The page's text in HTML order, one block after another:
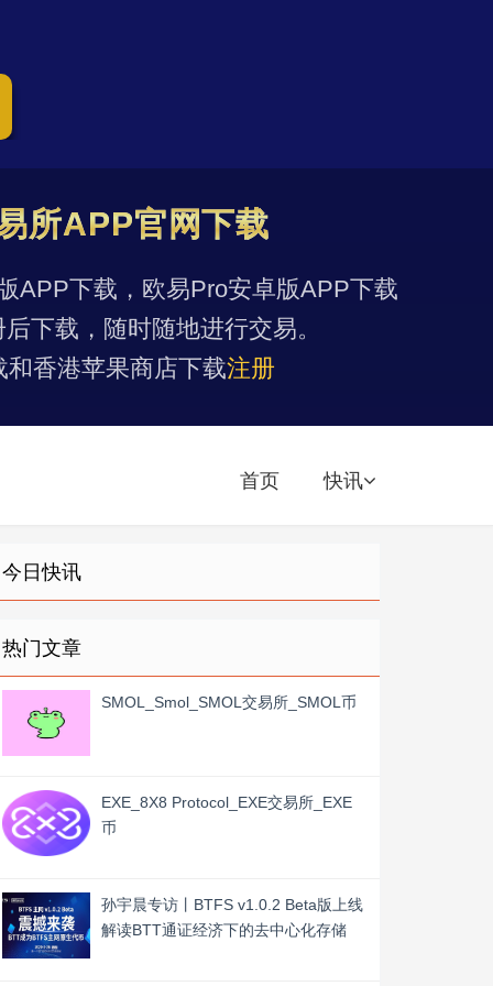
所APP官网下载
APP下载，欧易Pro安卓版APP下载
下载，随时随地进行交易。
和香港苹果商店下载注册
首页 快讯
今日快讯
热门文章
SMOL_Smol_SMOL交易所_SMOL币
EXE_8X8 Protocol_EXE交易所_EXE
币
孙宇晨专访丨BTFS v1.0.2 Beta版上线
解读BTT通证经济下的去中心化存储